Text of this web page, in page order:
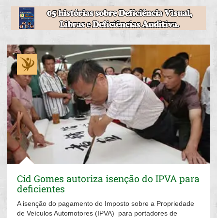
Cid Gomes autoriza isenção do IPVA para
deficientes
A isenção do pagamento do Imposto sobre a Propriedade
de Veículos Automotores (IPVA) para portadores de